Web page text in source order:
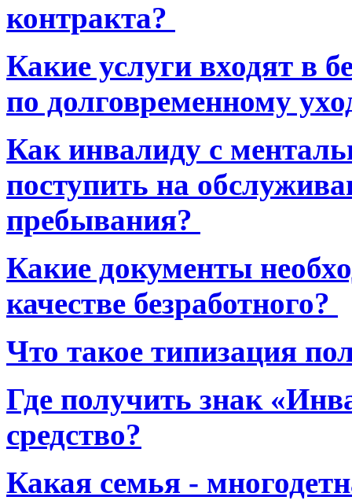
контракта?
Какие услуги входят в
по долговременному
Как инвалиду с
поступить на
пребывания?
Какие документы
качестве безработного?
Что такое типизация
Где получить знак
средство?
Какая семья -